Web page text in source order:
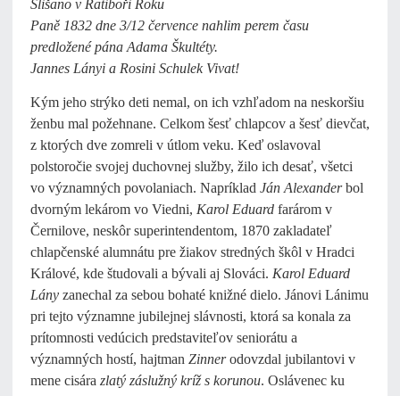
Slišano v Ratiboři Roku
Paně 1832 dne 3/12 července nahlim perem času
predložené pána Adama Škultéty.
Jannes Lányi a Rosini Schulek Vivat!
Kým jeho strýko deti nemal, on ich vzhľadom na neskoršiu
ženbu mal požehnane. Celkom šesť chlapcov a šesť dievčat,
z ktorých dve zomreli v útlom veku. Keď oslavoval
polstoročie svojej duchovnej služby, žilo ich desať, všetci
vo významných povolaniach. Napríklad Ján Alexanderbol
dvorným lekárom vo Viedni, Karol Eduard farárom v
Černilove, neskôr superintendentom, 1870 zakladateľ
chlapčenské alumnátu pre žiakov stredných škôl v Hradci
Králové, kde študovali a bývali aj Slováci. Karol Eduard
Lány zanechal za sebou bohaté knižné dielo. Jánovi Lánimu
pri tejto významne jubilejnej slávnosti, ktorá sa konala za
prítomnosti vedúcich predstaviteľov seniorátu a
významných hostí, hajtman Zinnerodovzdal jubilantovi v
mene cisára zlatý záslužný kríž s korunou. Oslávenec ku